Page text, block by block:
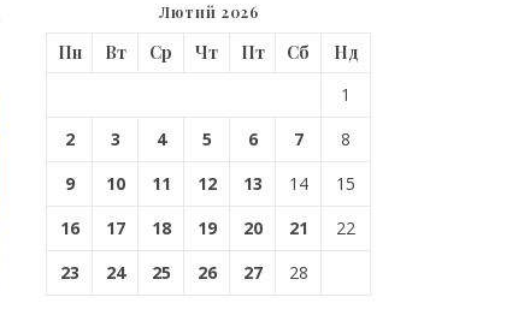
Лютий 2026
Пн Вт Ср Чт Пт Сб
Нд
1
2
3 4 5 6 7
8
9
10 11 12 13 14
15
16
17 18 19 20 21
22
23
24 25 26 27 28